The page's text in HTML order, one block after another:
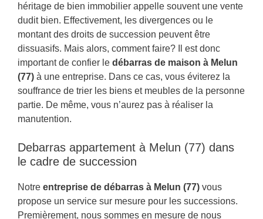
héritage de bien immobilier appelle souvent une vente
dudit bien. Effectivement, les divergences ou le
montant des droits de succession peuvent être
dissuasifs. Mais alors, comment faire? Il est donc
important de confier le débarras de maison à Melun
(77) à une entreprise. Dans ce cas, vous éviterez la
souffrance de trier les biens et meubles de la personne
partie. De même, vous n’aurez pas à réaliser la
manutention.
Debarras appartement à Melun (77) dans
le cadre de succession
Notre entreprise de débarras à Melun (77) vous
propose un service sur mesure pour les successions.
Premièrement, nous sommes en mesure de nous